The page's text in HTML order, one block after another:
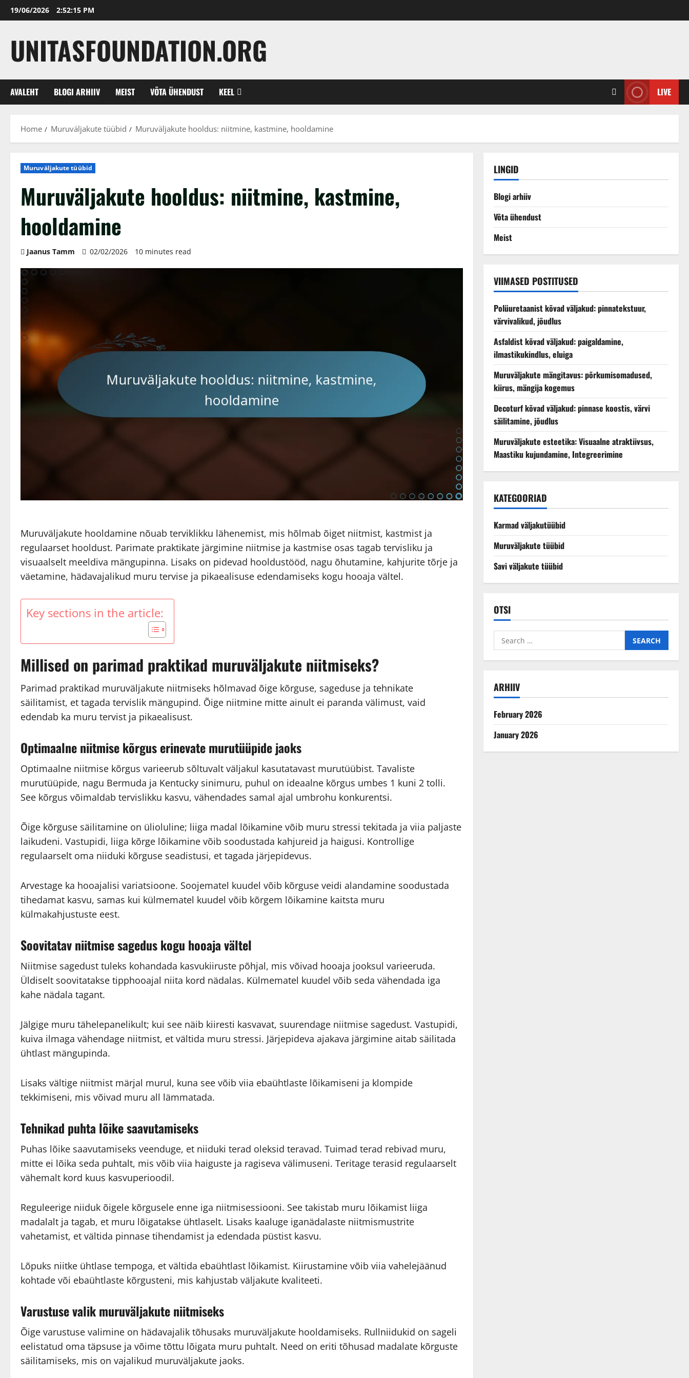
Skip
to
19/06/2026 2:52:16 PM
UNITASFOUNDATION.ORG
AVALEHT BLOGI ARHIIV MEIST VÕTA ÜHENDUST KEEL LIVE
Home Muruväljakute tüübid Muruväljakute hooldus: niitmine, kastmine, hooldamine
Muruväljakute tüübid
Muruväljakute hooldus: niitmine, kastmine,
hooldamine
Jaanus Tamm 02/02/2026 10 minutes read
Muruväljakute hooldamine nõuab terviklikku lähenemist, mis hõlmab õiget niitmist, kastmist ja
regulaarset hooldust. Parimate praktikate järgimine niitmise ja kastmise osas tagab tervisliku ja
visuaalselt meeldiva mängupinna. Lisaks on pidevad hooldustööd, nagu õhutamine, kahjurite tõrje ja
väetamine, hädavajalikud muru tervise ja pikaealisuse edendamiseks kogu hooaja vältel.
Key sections in the article:
Millised on parimad praktikad muruväljakute niitmiseks?
Parimad praktikad muruväljakute niitmiseks hõlmavad õige kõrguse, sageduse ja tehnikate
säilitamist, et tagada tervislik mängupind. Õige niitmine mitte ainult ei paranda välimust, vaid
edendab ka muru tervist ja pikaealisust.
Optimaalne niitmise kõrgus erinevate murutüüpide jaoks
Optimaalne niitmise kõrgus varieerub sõltuvalt väljakul kasutatavast murutüübist. Tavaliste
murutüüpide, nagu Bermuda ja Kentucky sinimuru, puhul on ideaalne kõrgus umbes 1 kuni 2 tolli.
See kõrgus võimaldab tervislikku kasvu, vähendades samal ajal umbrohu konkurentsi.
Õige kõrguse säilitamine on ülioluline; liiga madal lõikamine võib muru stressi tekitada ja viia paljaste
laikudeni. Vastupidi, liiga kõrge lõikamine võib soodustada kahjureid ja haigusi. Kontrollige
regulaarselt oma niiduki kõrguse seadistusi, et tagada järjepidevus.
Arvestage ka hooajalisi variatsioone. Soojematel kuudel võib kõrguse veidi alandamine soodustada
tihedamat kasvu, samas kui külmematel kuudel võib kõrgem lõikamine kaitsta muru
külmakahjustuste eest.
Soovitatav niitmise sagedus kogu hooaja vältel
Niitmise sagedust tuleks kohandada kasvukiiruste põhjal, mis võivad hooaja jooksul varieeruda.
Üldiselt soovitatakse tipphooajal niita kord nädalas. Külmematel kuudel võib seda vähendada iga
kahe nädala tagant.
Jälgige muru tähelepanelikult; kui see näib kiiresti kasvavat, suurendage niitmise sagedust. Vastupidi,
kuiva ilmaga vähendage niitmist, et vältida muru stressi. Järjepideva ajakava järgimine aitab säilitada
ühtlast mängupinda.
Lisaks vältige niitmist märjal murul, kuna see võib viia ebaühtlaste lõikamiseni ja klompide
tekkimiseni, mis võivad muru all lämmatada.
Tehnikad puhta lõike saavutamiseks
Puhas lõike saavutamiseks veenduge, et niiduki terad oleksid teravad. Tuimad terad rebivad muru,
mitte ei lõika seda puhtalt, mis võib viia haiguste ja ragiseva välimuseni. Teritage terasid regulaarselt
vähemalt kord kuus kasvuperioodil.
Reguleerige niiduk õigele kõrgusele enne iga niitmisessiooni. See takistab muru lõikamist liiga
madalalt ja tagab, et muru lõigatakse ühtlaselt. Lisaks kaaluge iganädalaste niitmismustrite
vahetamist, et vältida pinnase tihendamist ja edendada püstist kasvu.
Lõpuks niitke ühtlase tempoga, et vältida ebaühtlast lõikamist. Kiirustamine võib viia vahelejäänud
kohtade või ebaühtlaste kõrgusteni, mis kahjustab väljakute kvaliteeti.
Varustuse valik muruväljakute niitmiseks
Õige varustuse valimine on hädavajalik tõhusaks muruväljakute hooldamiseks. Rullniidukid on sageli
eelistatud oma täpsuse ja võime tõttu lõigata muru puhtalt. Need on eriti tõhusad madalate kõrguste
säilitamiseks, mis on vajalikud muruväljakute jaoks.
LINGID
Blogi arhiiv
Võta ühendust
Meist
VIIMASED POSTITUSED
Polüuretaanist kõvad väljakud: pinnatekstuur,
värvivalikud, jõudlus
Asfaldist kõvad väljakud: paigaldamine,
ilmastikukindlus, eluiga
Muruväljakute mängitavus: põrkumisomadused,
kiirus, mängija kogemus
Decoturf kõvad väljakud: pinnase koostis, värvi
säilitamine, jõudlus
Muruväljakute esteetika: Visuaalne atraktiivsus,
Maastiku kujundamine, Integreerimine
KATEGOORIAD
Karmad väljakutüübid
Muruväljakute tüübid
Savi väljakute tüübid
OTSI
Search
for:
ARHIIV
February 2026
January 2026